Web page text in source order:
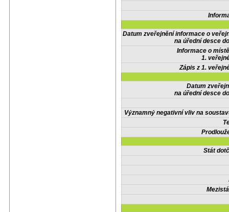
Datum zveřejnění informace o
na úřední desce
Informace o
1.
Zápis z 1.
Datum
na úřední desce
Významný negativní vliv na
Stát